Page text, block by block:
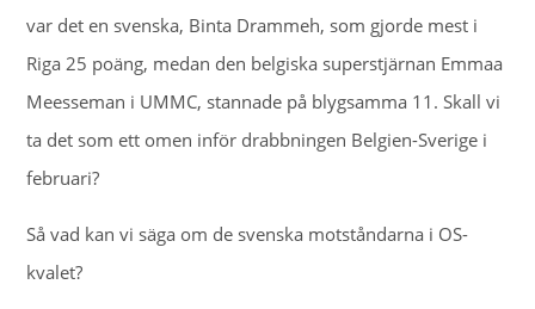
var det en svenska, Binta Drammeh, som gjorde mest i
Riga 25 poäng, medan den belgiska superstjärnan Emmaa
Meesseman i UMMC, stannade på blygsamma 11. Skall vi
ta det som ett omen inför drabbningen Belgien-Sverige i
februari?
Så vad kan vi säga om de svenska motståndarna i OS-
kvalet?